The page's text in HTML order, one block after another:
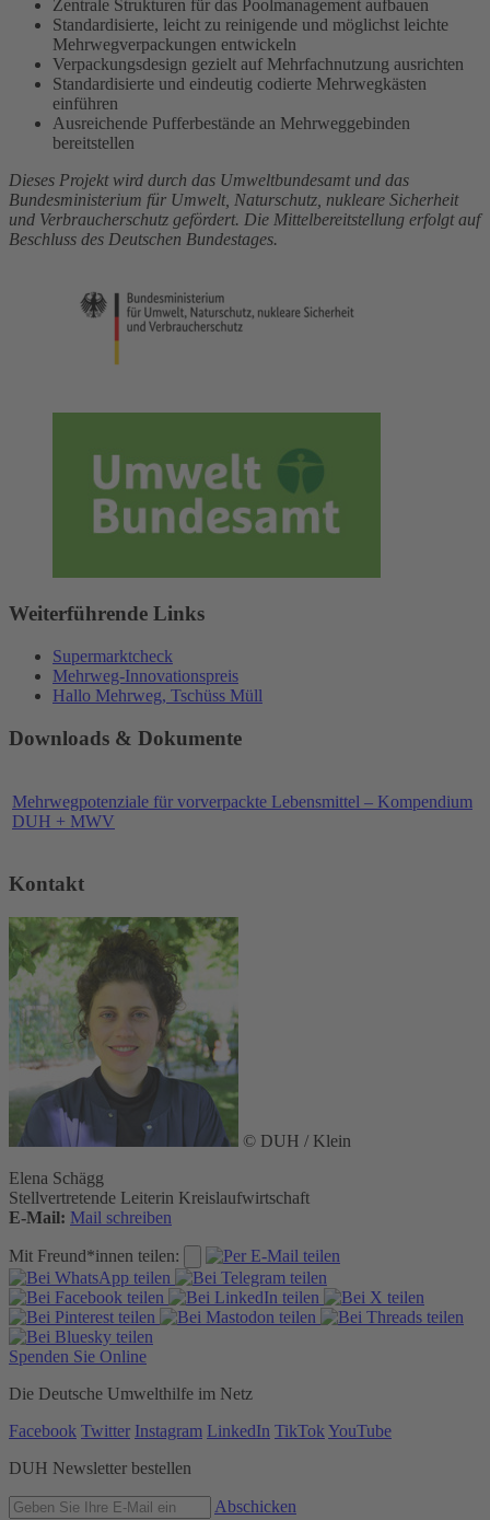
Zentrale Strukturen für das Poolmanagement aufbauen
Standardisierte, leicht zu reinigende und möglichst leichte
Mehrwegverpackungen entwickeln
Verpackungsdesign gezielt auf Mehrfachnutzung ausrichten
Standardisierte und eindeutig codierte Mehrwegkästen
einführen
Ausreichende Pufferbestände an Mehrweggebinden
bereitstellen
Dieses Projekt wird durch das Umweltbundesamt und das
Bundesministerium für Umwelt, Naturschutz, nukleare Sicherheit
und Verbraucherschutz gefördert. Die Mittelbereitstellung erfolgt auf
Beschluss des Deutschen Bundestages.
Weiterführende Links
Supermarktcheck
Mehrweg-Innovationspreis
Hallo Mehrweg, Tschüss Müll
Downloads & Dokumente
Mehrwegpotenziale für vorverpackte Lebensmittel – Kompendium
DUH + MWV
Kontakt
© DUH / Klein
Elena Schägg
Stellvertretende Leiterin Kreislaufwirtschaft
E-Mail: Mail schreiben
Mit Freund*innen teilen:
Spenden Sie Online
Die Deutsche Umwelthilfe im Netz
Facebook Twitter Instagram LinkedIn TikTok YouTube
DUH Newsletter bestellen
Abschicken